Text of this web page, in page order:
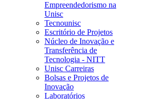
Empreendedorismo na
Unisc
Tecnounisc
Escritório de Projetos
Núcleo de Inovação e
Transferência de
Tecnologia - NITT
Unisc Carreiras
Bolsas e Projetos de
Inovação
Laboratórios